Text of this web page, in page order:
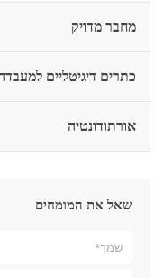
מחבר מדויק
כתרים דיגיטליים
אורתודונטיה
שאל את המומחים